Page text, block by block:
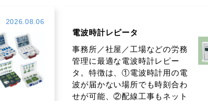
2026.08.06
電波時計レピータ
事務所／社屋／工場などの労務
管理に最適な電波時計レピー
タ。特徴は、①電波時計用の電
波が届かない場所でも時刻合わ
せが可能、②配線工事もネット